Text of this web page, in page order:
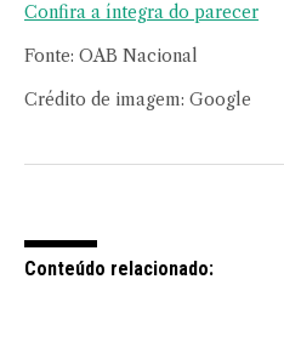
Confira a íntegra do parecer
Fonte: OAB Nacional
Crédito de imagem: Google
Conteúdo relacionado: